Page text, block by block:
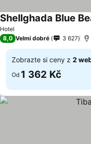
Hotel
Shellghada Blue
8,0 Velmi dobré 3 627
Zobrazte si ceny z 2
Od 1 362 Kč